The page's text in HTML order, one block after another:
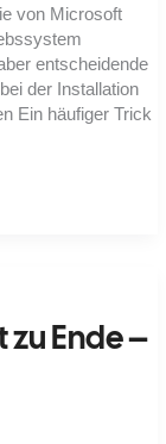
von Microsoft
entscheidende
der Installation
Ein häufiger Trick
zu Ende –